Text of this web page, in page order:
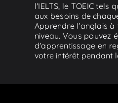
l'IELTS, le TOEIC
aux besoins de
Apprendre l'anglais à
niveau. Vous pouvez
d'apprentissage en
votre intérêt pendant